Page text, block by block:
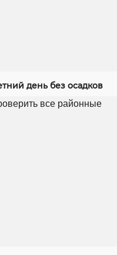
день без осадков